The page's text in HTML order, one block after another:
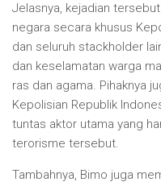
Jelasnya, kejadian
negara secara khusus
dan seluruh stackholder
dan keselamatan warga
ras dan agama. Pihaknya
Kepolisian Republik
tuntas aktor utama yang
terorisme tersebut.
Tambahnya, Bimo juga